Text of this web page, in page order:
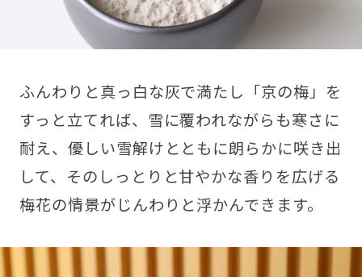
ふんわりと真っ白な灰で満たし「京の梅」を
すっと立てれば、雪に覆われながらも寒さに
耐え、優しい雪解けとともに朗らかに咲き出
して、そのしっとりと甘やかな香りを広げる
梅花の情景がじんわりと浮かんできます。